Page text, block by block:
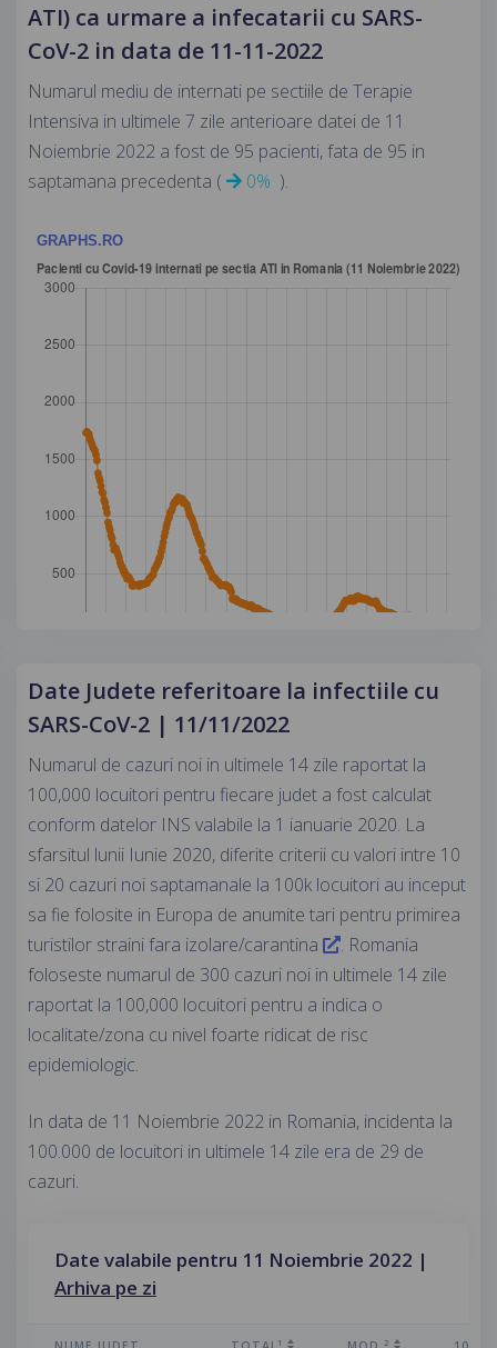
ATI) ca urmare a infecatarii cu SARS-
CoV-2 in data de 11-11-2022
Numarul mediu de internati pe sectiile de Terapie
Intensiva in ultimele 7 zile anterioare datei de 11
Noiembrie 2022 a fost de 95 pacienti, fata de 95 in
saptamana precedenta (
0% ).
Date Judete referitoare la infectiile cu
SARS-CoV-2 | 11/11/2022
Numarul de cazuri noi in ultimele 14 zile raportat la
100,000 locuitori pentru fiecare judet a fost calculat
conform datelor INS valabile la 1 ianuarie 2020. La
sfarsitul lunii Iunie 2020, diferite criterii cu valori intre 10
si 20 cazuri noi saptamanale la 100k locuitori au inceput
sa fie folosite in Europa de anumite tari pentru primirea
turistilor straini fara izolare/carantina
. Romania
foloseste numarul de 300 cazuri noi in ultimele 14 zile
raportat la 100,000 locuitori pentru a indica o
localitate/zona cu nivel foarte ridicat de risc
epidemiologic.
In data de 11 Noiembrie 2022 in Romania, incidenta la
100.000 de locuitori in ultimele 14 zile era de 29 de
cazuri.
Date valabile pentru 11 Noiembrie 2022 |
Arhiva pe zi
1 2